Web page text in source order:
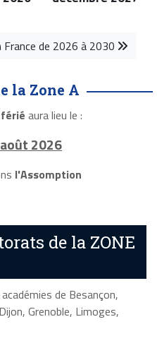
de 2026 à 2030
la Zone A
aura lieu le :
2026
l'Assomption
de la ZONE
de Besançon,
Grenoble, Limoges,